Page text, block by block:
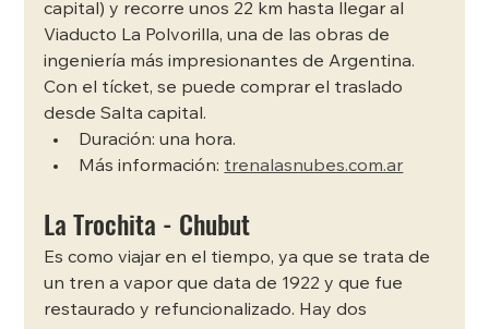
capital) y recorre unos 22 km hasta llegar al
Viaducto La Polvorilla, una de las obras de
ingeniería más impresionantes de Argentina.
Con el tícket, se puede comprar el traslado
desde Salta capital.
Duración: una hora.
Más información: trenalasnubes.com.ar
La Trochita - Chubut
Es como viajar en el tiempo, ya que se trata de
un tren a vapor que data de 1922 y que fue
restaurado y refuncionalizado. Hay dos